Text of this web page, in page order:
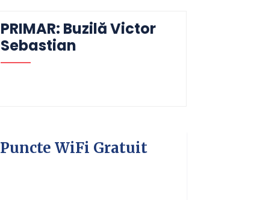
PRIMAR: Buzilă Victor
Sebastian
Puncte WiFi Gratuit